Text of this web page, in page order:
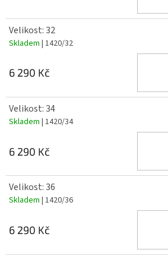
Velikost: 32
Skladem | 1420/32
6 290 Kč
Velikost: 34
Skladem | 1420/34
6 290 Kč
Velikost: 36
Skladem | 1420/36
6 290 Kč